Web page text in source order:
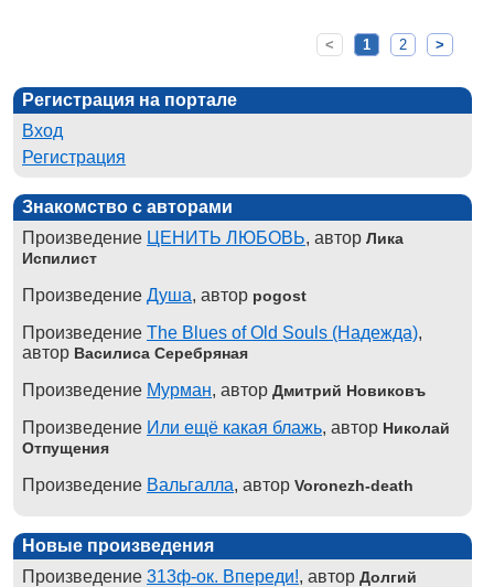
< 1 2 >
Регистрация на портале
Вход
Регистрация
Знакомство с авторами
Произведение ЦЕНИТЬ ЛЮБОВЬ, автор Лика
Испилист
Произведение Душа, автор pogost
Произведение The Blues of Old Souls (Надежда),
автор Василиса Серебряная
Произведение Мурман, автор Дмитрий Новиковъ
Произведение Или ещё какая блажь, автор Николай
Отпущения
Произведение Вальгалла, автор Voronezh-death
Новые произведения
Произведение 313ф-ок. Впереди!, автор Долгий